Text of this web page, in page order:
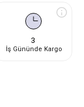
3
İş Gününde Kargo